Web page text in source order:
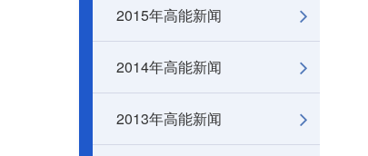
2015年高能新闻
2014年高能新闻
2013年高能新闻